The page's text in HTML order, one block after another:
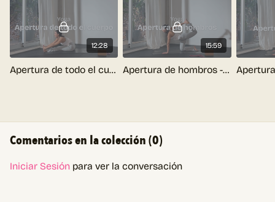
12:28
Apertura de todo el cuerpo - Yoga
15:59
Apertura de hombros - Yoga
Comentarios en la colección (0)
Iniciar Sesión para ver la conversación